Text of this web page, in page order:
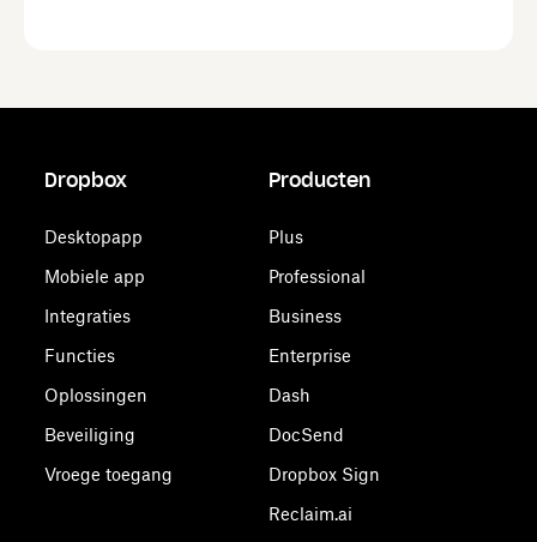
Dropbox
Desktopapp
Mobiele app
Integraties
Functies
Oplossingen
Beveiliging
Vroege toegang
Producten
Plus
Professional
Business
Enterprise
Dash
DocSend
Dropbox Sign
Reclaim.ai